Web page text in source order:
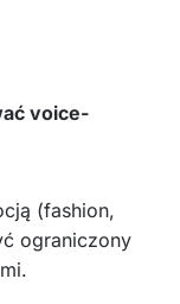
voice-
(fashion,
ograniczony